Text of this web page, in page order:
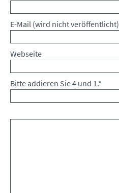
Pflichtfeld
E-Mail (wird nicht veröffentlicht)
Webseite
Bitte addieren Sie 4 und 1.*